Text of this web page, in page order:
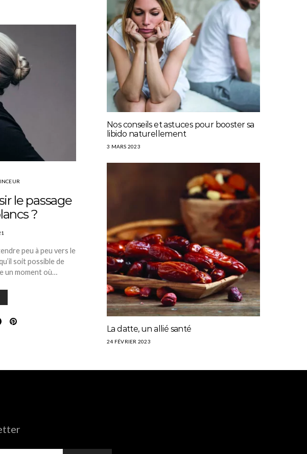
le passage
?
peu à peu vers le
soit possible de
un moment où…
Nos conseils et astuces pour booster sa
libido naturellement
3 MARS 2023
La datte, un allié santé
24 FÉVRIER 2023